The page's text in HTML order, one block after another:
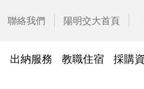
聯絡我們 陽明交大首頁
出納服務 教職住宿 採購